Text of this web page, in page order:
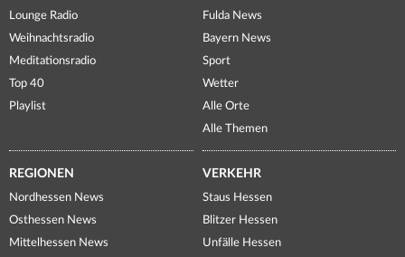
Lounge Radio
Weihnachtsradio
Meditationsradio
Top 40
Playlist
Fulda News
Bayern News
Sport
Wetter
Alle Orte
Alle Themen
REGIONEN
Nordhessen News
Osthessen News
Mittelhessen News
VERKEHR
Staus Hessen
Blitzer Hessen
Unfälle Hessen